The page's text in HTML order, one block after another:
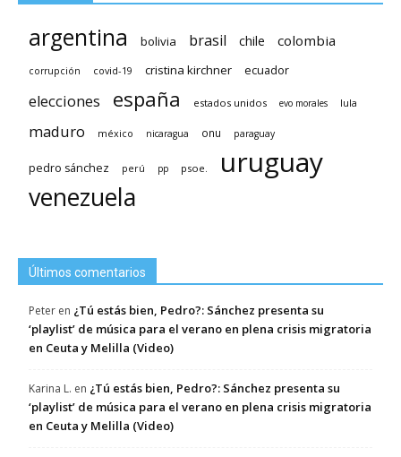
argentina bolivia brasil chile colombia
corrupción covid-19 cristina kirchner ecuador
elecciones españa estados unidos evo morales lula
maduro méxico nicaragua onu paraguay
pedro sánchez perú pp psoe. uruguay
venezuela
Últimos comentarios
Peter en ¿Tú estás bien, Pedro?: Sánchez presenta su
‘playlist’ de música para el verano en plena crisis migratoria
en Ceuta y Melilla (Video)
Karina L. en ¿Tú estás bien, Pedro?: Sánchez presenta su
‘playlist’ de música para el verano en plena crisis migratoria
en Ceuta y Melilla (Video)